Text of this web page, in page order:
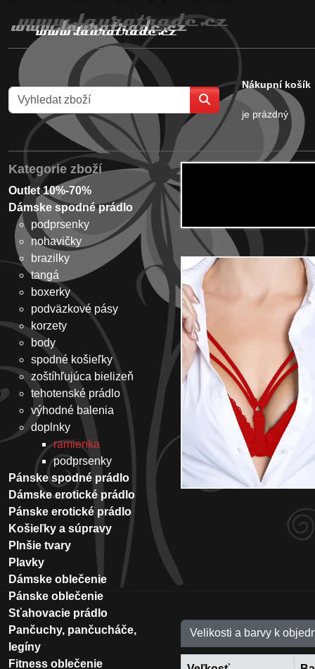
Nákupní košík
je prázdný
Velikosti a barvy k
Kategorie zboží
Outlet 10%-70%
Dámske spodné prádlo
podprsenky
nohavičky
brazilky
tangá
boxerky
podväzkové pásy
korzety
body
spodné košieľky
zoštíhľujúca bielizeň
tehotenské prádlo
výhodné balenia
doplnky
ramienka
podprsenky
Pánske spodné prádlo
Dámske erotické prádlo
Pánske erotické prádlo
Košieľky a súpravy
Plnšie tvary
Plavky
Dámske oblečenie
Pánske oblečenie
Sťahovacie prádlo
Pančuchy, pančucháče,
legíny
Fitness oblečenie